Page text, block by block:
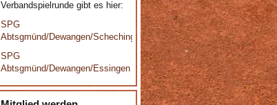
Verbandspielrunde gibt es hier:
SPG
Abtsgmünd/Dewangen/Schechingen
SPG
Abtsgmünd/Dewangen/Essingen